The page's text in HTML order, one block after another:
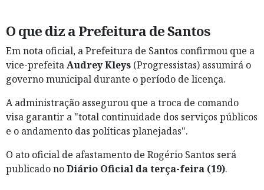
O que diz a Prefeitura de Santos
Em nota oficial, a Prefeitura de Santos confirmou que a
vice-prefeitaAudrey Kleys (Progressistas) assumirá o
governo municipal durante o período de licença.
A administração assegurou que a troca de comando
visa garantir a "total continuidade dos serviços públicos
e o andamento das políticas planejadas".
O ato oficial de afastamento de Rogério Santos será
publicado noDiário Oficial da terça-feira (19).